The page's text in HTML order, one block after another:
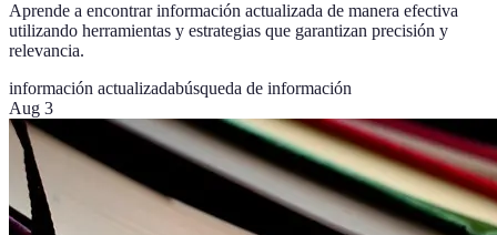
Aprende a encontrar información actualizada de manera efectiva
utilizando herramientas y estrategias que garantizan precisión y
relevancia.
información actualizadabúsqueda de información
Aug 3